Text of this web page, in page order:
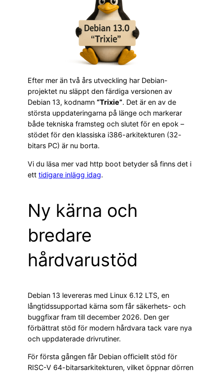
Efter mer än två års utveckling har Debian-
projektet nu släppt den färdiga versionen av
Debian 13, kodnamn “Trixie”. Det är en av de
största uppdateringarna på länge och markerar
både tekniska framsteg och slutet för en epok –
stödet för den klassiska i386-arkitekturen (32-
bitars PC) är nu borta.
Vi du läsa mer vad http boot betyder så finns det i
ett tidigare inlägg idag.
Ny kärna och
bredare
hårdvarustöd
Debian 13 levereras med Linux 6.12 LTS, en
långtidssupportad kärna som får säkerhets- och
buggfixar fram till december 2026. Den ger
förbättrat stöd för modern hårdvara tack vare nya
och uppdaterade drivrutiner.
För första gången får Debian officiellt stöd för
RISC-V 64-bitarsarkitekturen, vilket öppnar dörren